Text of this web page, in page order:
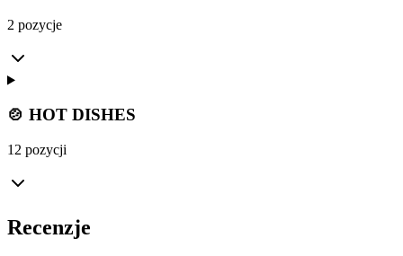
2 pozycje
🍲 HOT DISHES
12 pozycji
Recenzje